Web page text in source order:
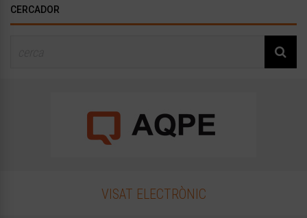
CERCADOR
VISAT ELECTRÒNIC